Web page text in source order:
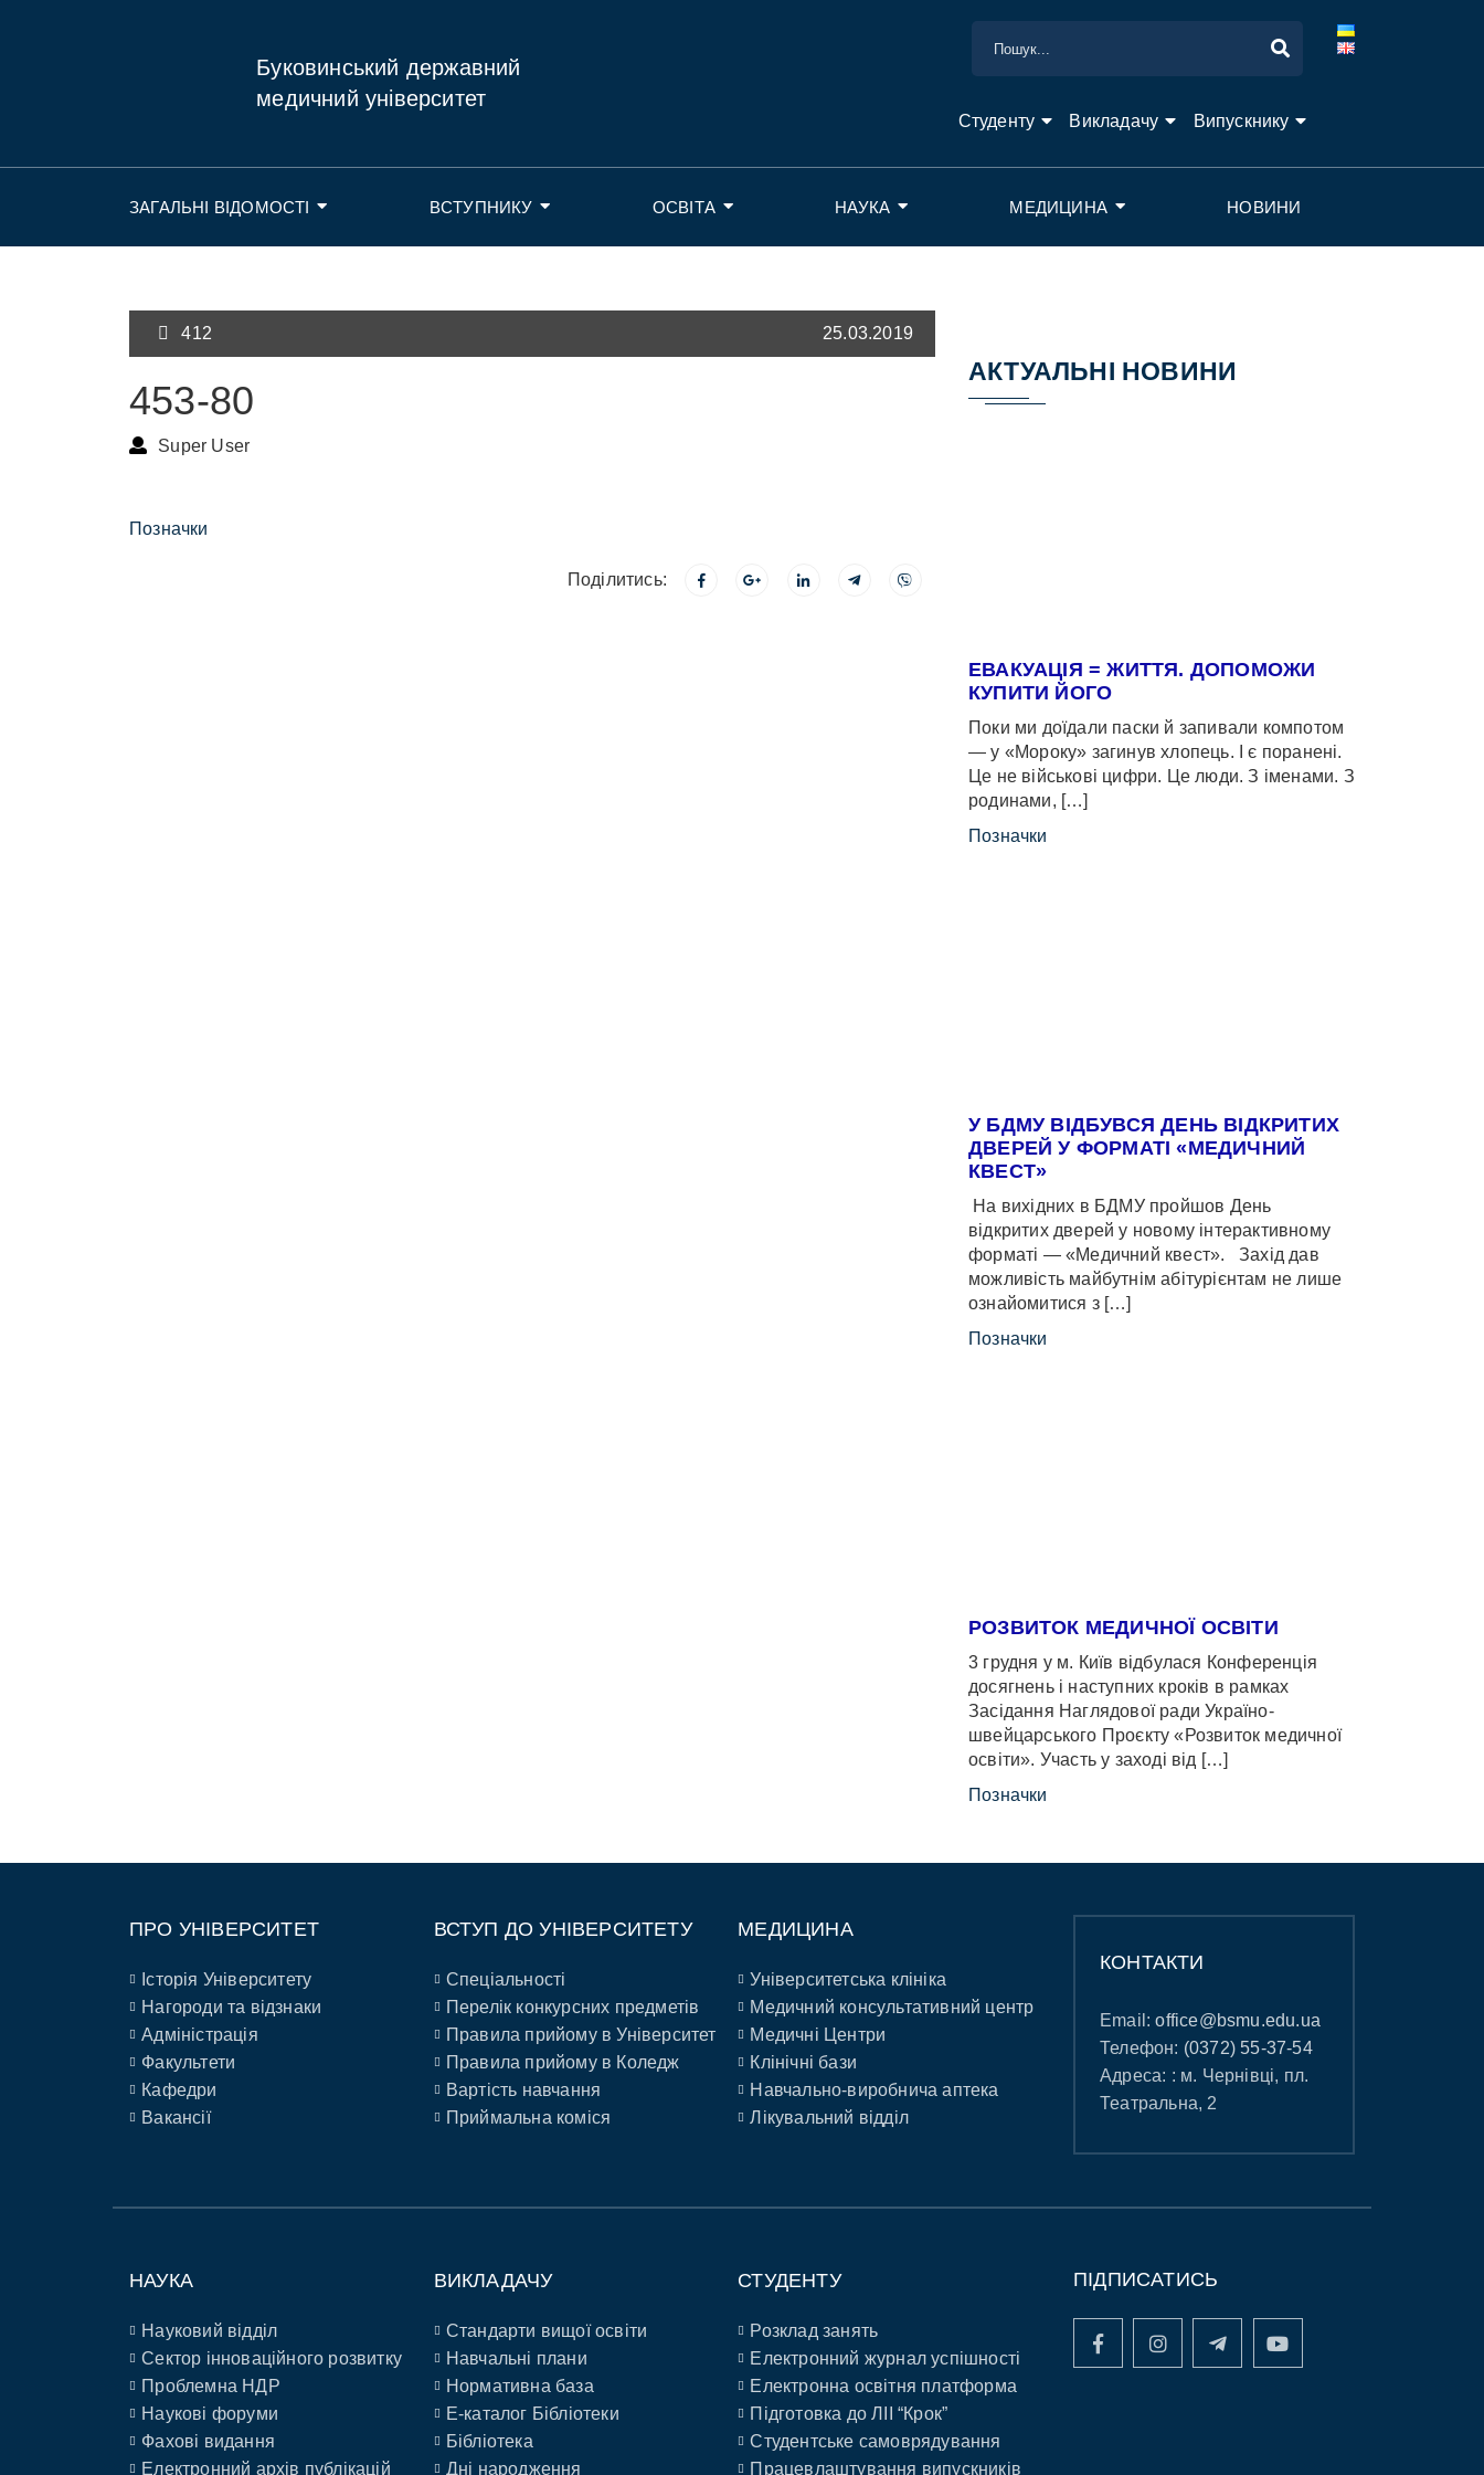
Буковинський державний
медичний університет
Студенту Викладачу Випускнику
ЗАГАЛЬНІ ВІДОМОСТІ ВСТУПНИКУ ОСВІТА НАУКА МЕДИЦИНА НОВИНИ
412 25.03.2019
453-80
Super User
Позначки
Поділитись:
АКТУАЛЬНІ НОВИНИ
ЕВАКУАЦІЯ = ЖИТТЯ. ДОПОМОЖИ
КУПИТИ ЙОГО
Поки ми доїдали паски й запивали компотом
— у «Мороку» загинув хлопець. І є поранені.
Це не військові цифри. Це люди. З іменами. З
родинами, […]
Позначки
У БДМУ ВІДБУВСЯ ДЕНЬ ВІДКРИТИХ
ДВЕРЕЙ У ФОРМАТІ «МЕДИЧНИЙ
КВЕСТ»
На вихідних в БДМУ пройшов День
відкритих дверей у новому інтерактивному
форматі — «Медичний квест». Захід дав
можливість майбутнім абітурієнтам не лише
ознайомитися з […]
Позначки
РОЗВИТОК МЕДИЧНОЇ ОСВІТИ
3 грудня у м. Київ відбулася Конференція
досягнень і наступних кроків в рамках
Засідання Наглядової ради Україно-
швейцарського Проєкту «Розвиток медичної
освіти». Участь у заході від […]
Позначки
ПРО УНІВЕРСИТЕТ
Історія Університету
Нагороди та відзнаки
Адміністрація
Факультети
Кафедри
Вакансії
ВСТУП ДО УНІВЕРСИТЕТУ
Спеціальності
Перелік конкурсних предметів
Правила прийому в Університет
Правила прийому в Коледж
Вартість навчання
Приймальна коміся
МЕДИЦИНА
Університетська клініка
Медичний консультативний центр
Медичні Центри
Клінічні бази
Навчально-виробнича аптека
Лікувальний відділ
КОНТАКТИ
Email:office@bsmu.edu.ua
Телефон: (0372) 55-37-54
Адреса: : м. Чернівці, пл.
Театральна, 2
НАУКА
Науковий відділ
Сектор інноваційного розвитку
Проблемна НДР
Наукові форуми
Фахові видання
Електронний архів публікацій
ВИКЛАДАЧУ
Стандарти вищої освіти
Навчальні плани
Нормативна база
E-каталог Бібліотеки
Бібліотека
Дні народження
СТУДЕНТУ
Розклад занять
Електронний журнал успішності
Електронна освітня платформа
Підготовка до ЛІІ “Крок”
Студентське самоврядування
Працевлаштування випускників
ПІДПИСАТИСЬ